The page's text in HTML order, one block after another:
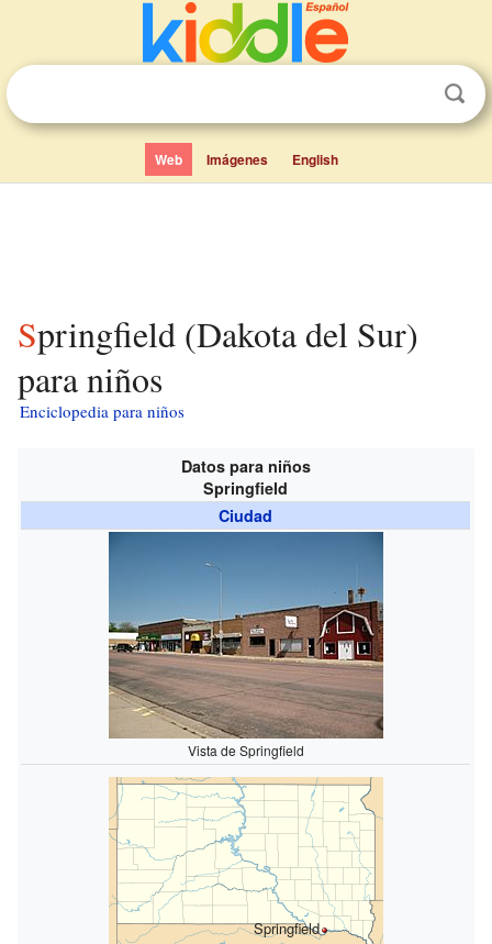
Web Imágenes English
Springfield (Dakota del Sur)
para niños
Enciclopedia para niños
Datos para niños
Springfield
Ciudad
Vista de Springfield
Springfield